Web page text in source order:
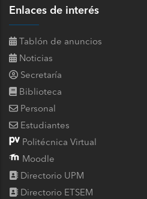
Enlaces de interés
Tablón de anuncios
Noticias
Secretaría
Biblioteca
Personal
Estudiantes
Politécnica Virtual
Moodle
Directorio UPM
Directorio ETSEM